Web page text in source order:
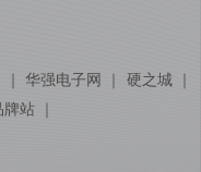
华强电子网 硬之城
牌站